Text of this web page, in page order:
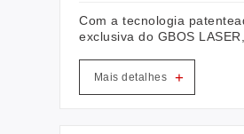
Com a tecnologia
exclusiva do GBOS
e precisão.
Mais detalhes +